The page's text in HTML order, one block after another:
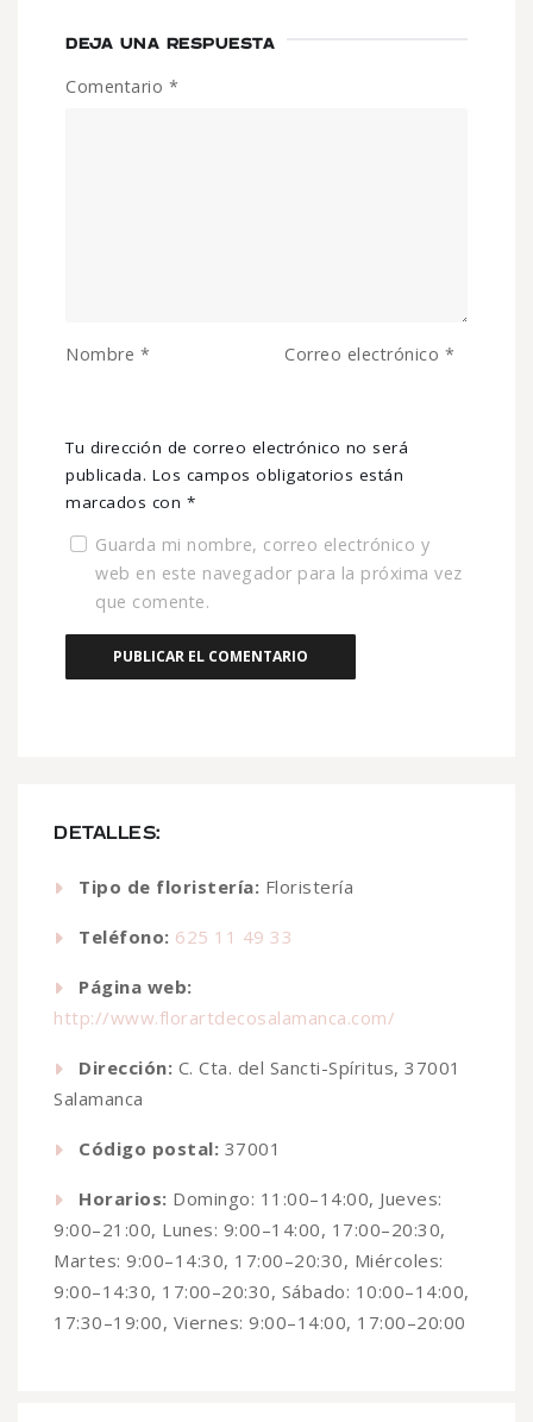
DETALLES:
Tipo de floristería: Floristería
Teléfono: 625 11 49 33
Página web:
http://www.florartdecosalamanca.com/
Dirección: C. Cta. del Sancti-Spíritus, 37001
Salamanca
Código postal: 37001
Horarios: Domingo: 11:00–14:00, Jueves:
9:00–21:00, Lunes: 9:00–14:00, 17:00–20:30,
Martes: 9:00–14:30, 17:00–20:30, Miércoles:
9:00–14:30, 17:00–20:30, Sábado: 10:00–14:00,
17:30–19:00, Viernes: 9:00–14:00, 17:00–20:00
DEJA UNA RESPUESTA
Tu dirección de correo electrónico no será
publicada. Los campos obligatorios están
marcados con *
Comentario *
Nombre * Correo electrónico *
Guarda mi nombre, correo electrónico y
web en este navegador para la próxima vez
que comente.